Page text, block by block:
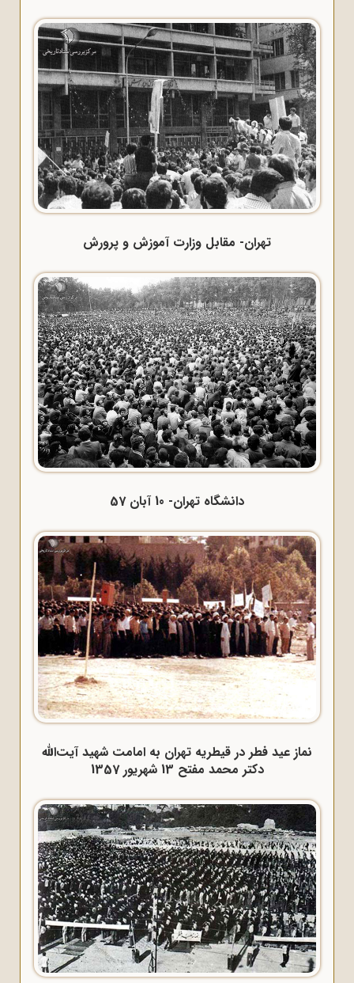
تهران- مقابل وزارت آموزش و پرورش
دانشگاه تهران- 10 آبان 57
نماز عید فطر در قیطریه تهران به امامت شهید آیت‌الله
دکتر محمد مفتح 13 شهریور 1357